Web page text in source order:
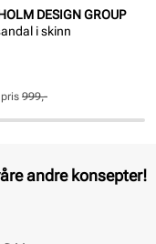
DESIGN GROUP
i skinn
999,-
andre konsepter!